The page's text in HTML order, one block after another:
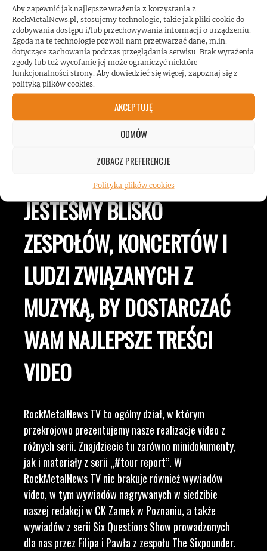
Aby zapewnić jak najlepsze wrażenia z korzystania z
RockMetalNews.pl, stosujemy technologie, takie jak pliki cookie do
zdobywania dostępu i/lub przechowywania informacji o urządzeniu.
Zgoda na te technologie pozwoli nam przetwarzać dane, m.in.
dotyczące zachowania podczas przeglądania serwisu. Brak wyrażenia
zgody lub też wycofanie jej może ograniczyć niektóre
funkcjonalności strony. Aby dowiedzieć się więcej, zapoznaj się z
polityką plików cookies.
AKCEPTUJĘ
ODMÓW
ZOBACZ PREFERENCJE
Polityka plików cookies
hałasu!
ROCKMETALNEWS TV
JESTEŚMY BLISKO
ZESPOŁÓW, KONCERTÓW I
LUDZI ZWIĄZANYCH Z
MUZYKĄ, BY DOSTARCZAĆ
WAM NAJLEPSZE TREŚCI
VIDEO
RockMetalNews TV to ogólny dział, w którym
przekrojowo prezentujemy nasze realizacje video z
różnych serii. Znajdziecie tu zarówno minidokumenty,
jak i materiały z serii „#tour report”. W
RockMetalNews TV nie brakuje również wywiadów
video, w tym wywiadów nagrywanych w siedzibie
naszej redakcji w CK Zamek w Poznaniu, a także
wywiadów z serii Six Questions Show prowadzonych
dla nas przez Filipa i Pawła z zespołu The Sixpounder.